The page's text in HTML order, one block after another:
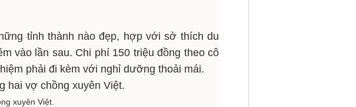
tỉnh thành nào đẹp, hợp với sở thích du
vào lần sau. Chi phí 150 triệu đồng theo cô
phải đi kèm với nghỉ dưỡng thoải mái.
xuyên Việt.